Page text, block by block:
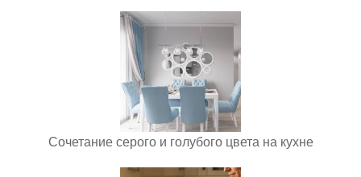
Сочетание серого и голубого цвета на кухне